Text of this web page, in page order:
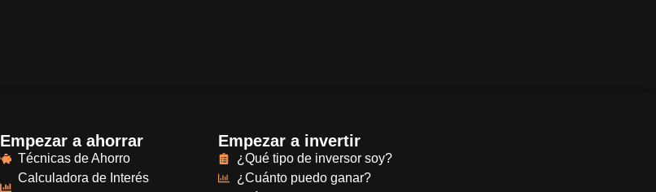
Empezar a ahorrar
Técnicas de Ahorro
Calculadora de Interés
Empezar a invertir
¿Qué tipo de inversor soy?
¿Cuánto puedo ganar?